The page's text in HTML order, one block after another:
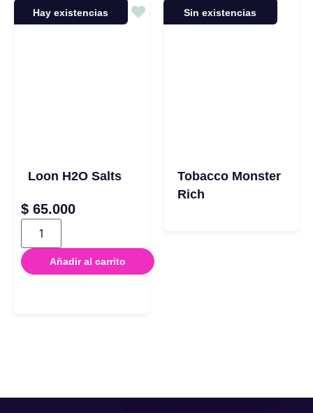
Hay existencias
Loon H2O Salts
$ 65.000
Añadir al carrito
Sin existencias
Tobacco Monster
Rich